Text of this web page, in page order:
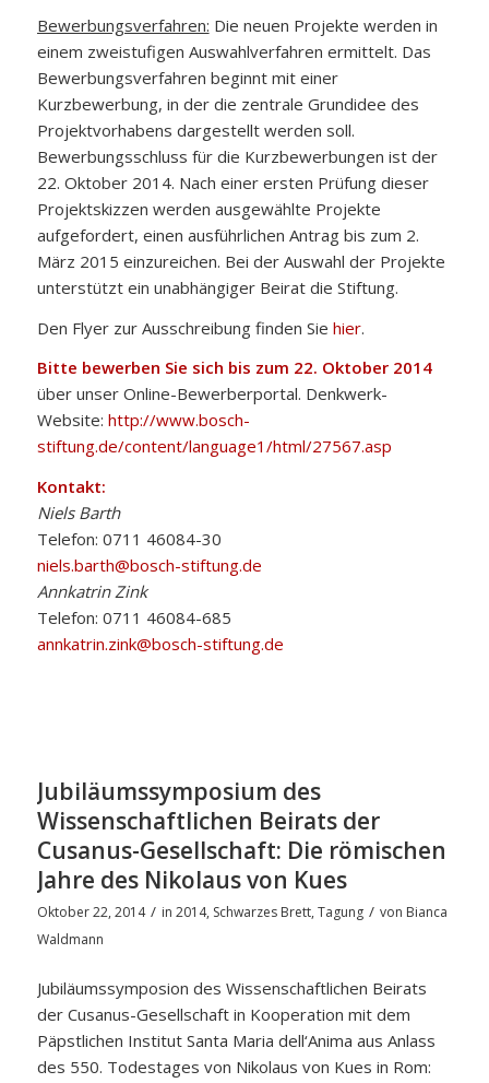
Bewerbungsverfahren: Die neuen Projekte werden in
einem zweistufigen Auswahlverfahren ermittelt. Das
Bewerbungsverfahren beginnt mit einer
Kurzbewerbung, in der die zentrale Grundidee des
Projektvorhabens dargestellt werden soll.
Bewerbungsschluss für die Kurzbewerbungen ist der
22. Oktober 2014. Nach einer ersten Prüfung dieser
Projektskizzen werden ausgewählte Projekte
aufgefordert, einen ausführlichen Antrag bis zum 2.
März 2015 einzureichen. Bei der Auswahl der Projekte
unterstützt ein unabhängiger Beirat die Stiftung.
Den Flyer zur Ausschreibung finden Sie hier.
Bitte bewerben Sie sich bis zum 22. Oktober 2014
über unser Online-Bewerberportal. Denkwerk-
Website: http://www.bosch-
stiftung.de/content/language1/html/27567.asp
Kontakt:
Niels Barth
Telefon: 0711 46084-30
niels.barth@bosch-stiftung.de
Annkatrin Zink
Telefon: 0711 46084-685
annkatrin.zink@bosch-stiftung.de
Jubiläumssymposium des
Wissenschaftlichen Beirats der
Cusanus-Gesellschaft: Die römischen
Jahre des Nikolaus von Kues
Oktober 22, 2014 / in 2014, Schwarzes Brett,Tagung / von Bianca
Waldmann
Jubiläumssymposion des Wissenschaftlichen Beirats
der Cusanus-Gesellschaft in Kooperation mit dem
Päpstlichen Institut Santa Maria dell‘Anima aus Anlass
des 550. Todestages von Nikolaus von Kues in Rom: